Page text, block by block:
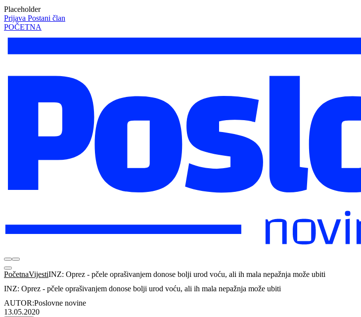
Placeholder
Prijava Postani član
POČETNA
PočetnaVijestiINZ: Oprez - pčele oprašivanjem donose bolji urod voću, ali ih mala nepažnja može ubiti
INZ: Oprez - pčele oprašivanjem donose bolji urod voću, ali ih mala nepažnja može ubiti
AUTOR:Poslovne novine
13.05.2020